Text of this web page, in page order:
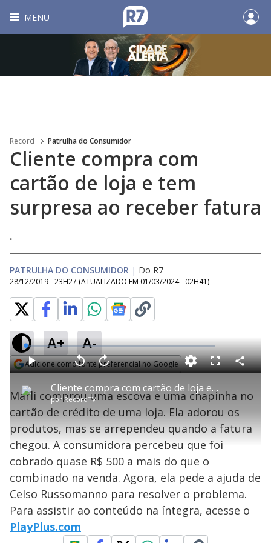
MENU
Record Patrulha do Consumidor
Cliente compra com
cartão de loja e tem
surpresa ao receber fatura
.
PATRULHA DO CONSUMIDOR | Do R7
28/12/2019 - 23H27 (ATUALIZADO EM 01/03/2024 - 02H41)
A+ A-
Adicione como fonte preferencial no Google
P
l
a
y
Cliente compra com cartão de loja e tem surpresa ao receber fatura
porRecordTV
P V
t
a
r
0
e
g
n
d
s
A
n
ç
a
1
u
n
o
M
u
o
L
o
a
d
e
:
1
.
5
3
%
F
l
s
c
e
C
o
a
r
Marli comprou uma escova e uma chapinha no
cartão de crédito de uma loja. Ela adorou os
produtos, mas se arrependeu quando a fatura
chegou. A consumidora percebeu que foi
cobrado quase R$ 500 a mais do que o
combinado na venda. Agora, ela pede a ajuda de
Celso Russomanno para resolver o problema.
Para assistir ao conteúdo na íntegra, acesse o
PlayPlus.com